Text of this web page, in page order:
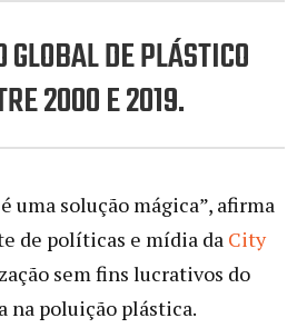
GLOBAL DE PLÁSTICO
2000 E 2019.
uma solução mágica”, afirma
de políticas e mídia da City
sem fins lucrativos do
na poluição plástica.